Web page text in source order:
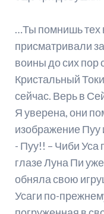
…Ты помнишь тех
присматривали
воины до сих пор
Кристальный
сейчас. Верь в
Я уверена, они
изображение Пуу
- Пуу!! – Чиби Уса
глазе Луна Пи
обняла свою
Усаги по-